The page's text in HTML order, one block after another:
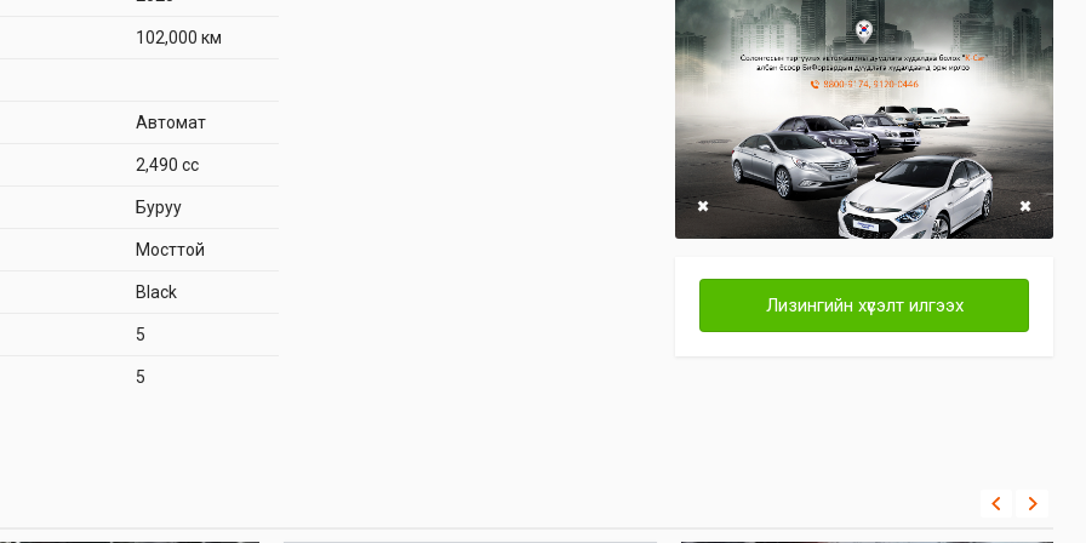
102,000 км
Автомат
2,490 cc
Буруу
Мосттой
Black
5
5
Лизингийн хүсэлт илгээх